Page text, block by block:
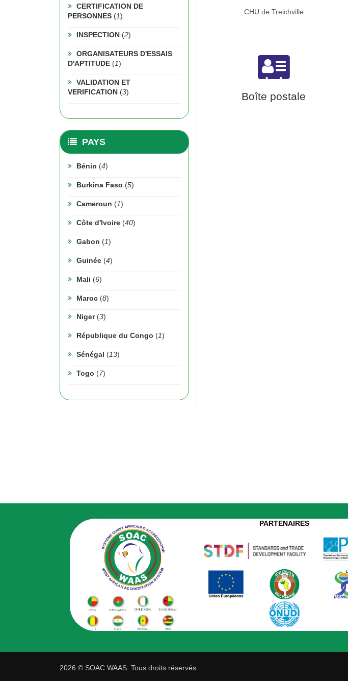
CHU de Treichville
Boîte postale
CERTIFICATION DE
PERSONNES (1)
INSPECTION (2)
ORGANISATEURS D'ESSAIS
D'APTITUDE (1)
VALIDATION ET
VERIFICATION (3)
PAYS
Bénin (4)
Burkina Faso (5)
Cameroun (1)
Côte d'Ivoire (40)
Gabon (1)
Guinée (4)
Mali (6)
Maroc (8)
Niger (3)
République du Congo (1)
Sénégal (13)
Togo (7)
PARTENAIRES
2026 © SOAC WAAS. Tous droits réservés.